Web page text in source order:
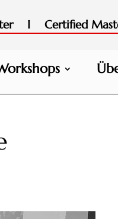
I Certified